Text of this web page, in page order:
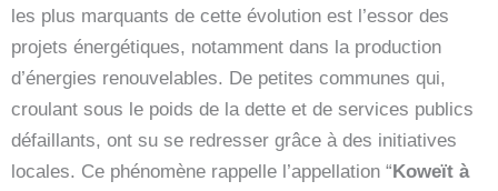
les plus marquants de cette évolution est l’essor des
projets énergétiques, notamment dans la production
d’énergies renouvelables. De petites communes qui,
croulant sous le poids de la dette et de services publics
défaillants, ont su se redresser grâce à des initiatives
locales. Ce phénomène rappelle l’appellation “ Koweït à